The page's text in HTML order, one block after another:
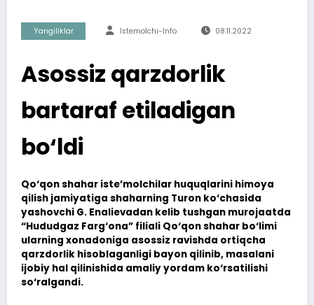
Yangiliklar Istemolchi-Info 08.11.2022
Asossiz qarzdorlik
bartaraf etiladigan
bo‘ldi
Qo‘qon shahar iste’molchilar huquqlarini himoya
qilish jamiyatiga shaharning Turon ko‘chasida
yashovchi G. Enalievadan kelib tushgan murojaatda
“Hududgaz Farg‘ona” filiali Qo‘qon shahar bo‘limi
ularning xonadoniga asossiz ravishda ortiqcha
qarzdorlik hisoblaganligi bayon qilinib, masalani
ijobiy hal qilinishida amaliy yordam ko‘rsatilishi
so‘ralgandi.